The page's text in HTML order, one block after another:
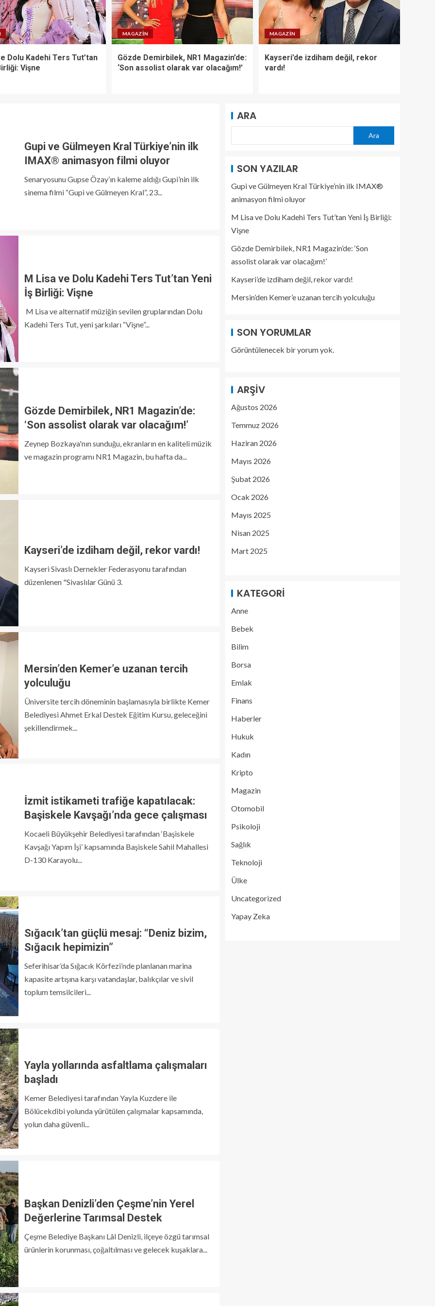
5
Mersin’den Kemer’e
uzanan tercih
yolculuğu
M Lisa ve Dolu
NR1 Magazin’de:
Kayseri’de izdiham
Mersin’den Kemer’e
uzanan tercih
Dolu Kadehi Ters Tut’tan
Vişne
MAGAZIN
Gözde Demirbilek, NR1 Magazin’de:
‘Son assolist olarak var olacağım!’
MAGAZIN
Kayseri’de izdiham değil, rekor
vardı!
Gupi ve Gülmeyen Kral Türkiye’nin ilk
IMAX® animasyon filmi oluyor
Senaryosunu Gupse Özay’ın kaleme aldığı Gupi’nin ilk
sinema filmi “Gupi ve Gülmeyen Kral”, 23...
M Lisa ve Dolu Kadehi Ters Tut’tan Yeni
İş Birliği: Vişne
M Lisa ve alternatif müziğin sevilen gruplarından Dolu
Kadehi Ters Tut, yeni şarkıları “Vişne”...
Gözde Demirbilek, NR1 Magazin’de:
‘Son assolist olarak var olacağım!’
Zeynep Bozkaya'nın sunduğu, ekranların en kaliteli müzik
ve magazin programı NR1 Magazin, bu hafta da...
Kayseri’de izdiham değil, rekor vardı!
Kayseri Sivaslı Dernekler Federasyonu tarafından
düzenlenen "Sivaslılar Günü 3.
Mersin’den Kemer’e uzanan tercih
yolculuğu
Üniversite tercih döneminin başlamasıyla birlikte Kemer
Belediyesi Ahmet Erkal Destek Eğitim Kursu, geleceğini
şekillendirmek...
İzmit istikameti trafiğe kapatılacak:
Başiskele Kavşağı’nda gece çalışması
Kocaeli Büyükşehir Belediyesi tarafından ‘Başiskele
Kavşağı Yapım İşi’ kapsamında Başiskele Sahil Mahallesi
D-130 Karayolu...
Sığacık’tan güçlü mesaj: “Deniz bizim,
Sığacık hepimizin”
Seferihisar’da Sığacık Körfezi’nde planlanan marina
kapasite artışına karşı vatandaşlar, balıkçılar ve sivil
toplum temsilcileri...
Yayla yollarında asfaltlama çalışmaları
başladı
Kemer Belediyesi tarafından Yayla Kuzdere ile
Bölücekdibi yolunda yürütülen çalışmalar kapsamında,
yolun daha güvenli...
Başkan Denizli’den Çeşme’nin Yerel
Değerlerine Tarımsal Destek
Çeşme Belediye Başkanı Lâl Denizli, ilçeye özgü tarımsal
ürünlerin korunması, çoğaltılması ve gelecek kuşaklara...
ARA
Ara
SON YAZILAR
Gupi ve Gülmeyen Kral Türkiye’nin ilk IMAX®
animasyon filmi oluyor
M Lisa ve Dolu Kadehi Ters Tut’tan Yeni İş Birliği:
Vişne
Gözde Demirbilek, NR1 Magazin’de: ‘Son
assolist olarak var olacağım!’
Kayseri’de izdiham değil, rekor vardı!
Mersin’den Kemer’e uzanan tercih yolculuğu
SON YORUMLAR
Görüntülenecek bir yorum yok.
ARŞIV
Ağustos 2026
Temmuz 2026
Haziran 2026
Mayıs 2026
Şubat 2026
Ocak 2026
Mayıs 2025
Nisan 2025
Mart 2025
KATEGORI
Anne
Bebek
Bilim
Borsa
Emlak
Finans
Haberler
Hukuk
Kadın
Kripto
Magazin
Otomobil
Psikoloji
Sağlık
Teknoloji
Ülke
Uncategorized
Yapay Zeka